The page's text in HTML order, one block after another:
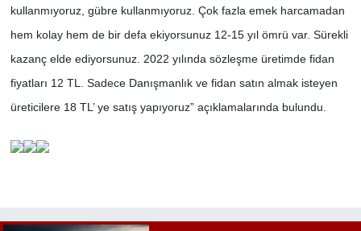
kullanmıyoruz, gübre kullanmıyoruz. Çok fazla emek harcamadan
hem kolay hem de bir defa ekiyorsunuz 12-15 yıl ömrü var. Sürekli
kazanç elde ediyorsunuz. 2022 yılında sözleşme üretimde fidan
fiyatları 12 TL. Sadece Danışmanlık ve fidan satın almak isteyen
üreticilere 18 TL’ ye satış yapıyoruz” açıklamalarında bulundu.